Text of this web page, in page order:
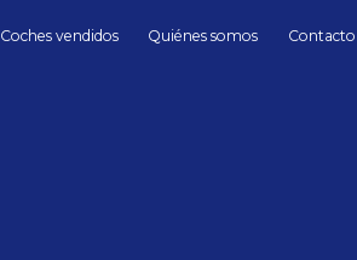
Coches vendidos Quiénes somos Contacto